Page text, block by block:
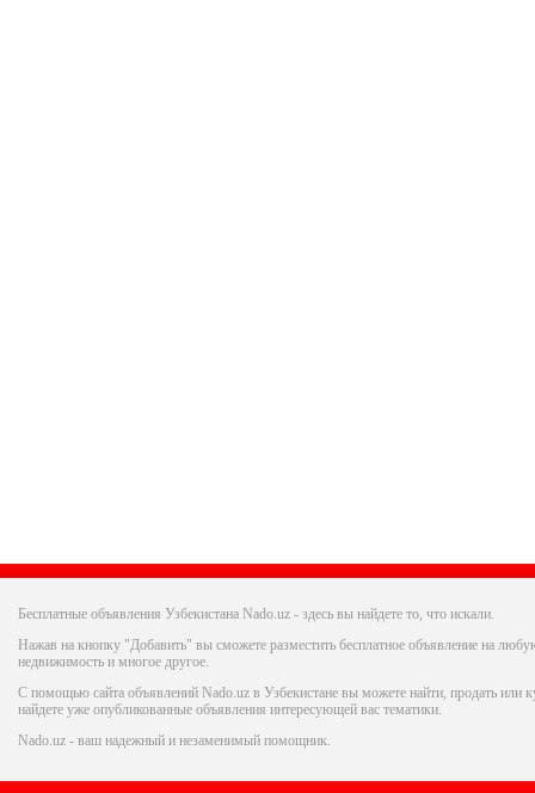
Бесплатные объявления Узбекистана Nado.uz - здесь вы найдете то, что искали.
Нажав на кнопку "Добавить" вы сможете разместить бесплатное объявление на
недвижимость и многое другое.
С помощью сайта объявлений Nado.uz в Узбекистане вы можете найти, продать или
найдете уже опубликованные объявления интересующей вас тематики.
Nado.uz - ваш надежный и незаменимый помощник.